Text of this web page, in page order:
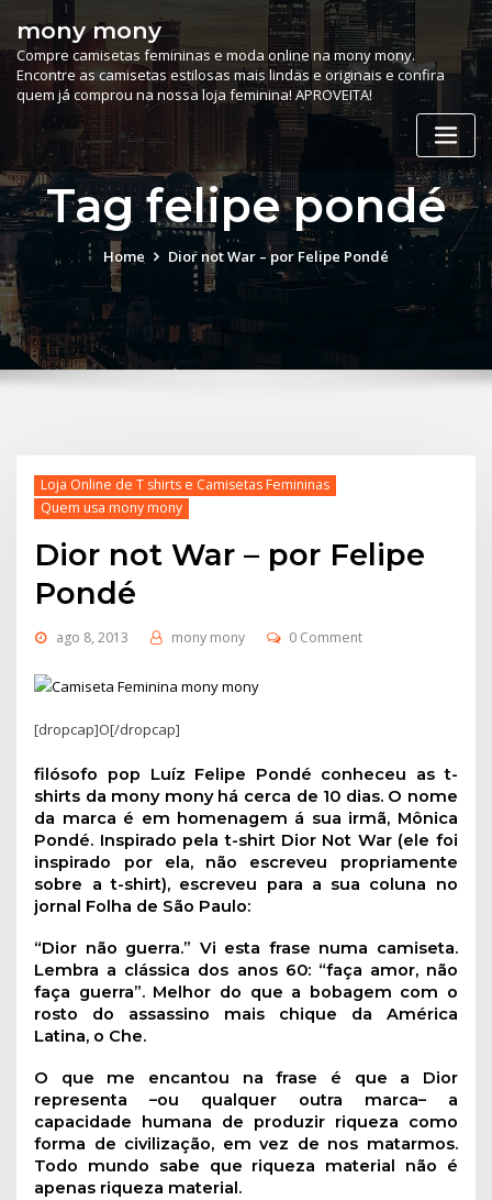
content
mony mony
Compre camisetas femininas e moda online na mony mony.
Encontre as camisetas estilosas mais lindas e originais e confira
quem já comprou na nossa loja feminina! APROVEITA!
Tag felipe pondé
Home Dior not War – por Felipe Pondé
Loja Online de T shirts e Camisetas Femininas
Quem usa mony mony
Dior not War – por Felipe
Pondé
ago 8, 2013 mony mony 0 Comment
[dropcap]O[/dropcap]
filósofo pop Luíz Felipe Pondé conheceu as t-
shirts da mony mony há cerca de 10 dias. O nome
da marca é em homenagem á sua irmã, Mônica
Pondé. Inspirado pela t-shirt Dior Not War (ele foi
inspirado por ela, não escreveu propriamente
sobre a t-shirt), escreveu para a sua coluna no
jornal Folha de São Paulo:
“Dior não guerra.” Vi esta frase numa camiseta.
Lembra a clássica dos anos 60: “faça amor, não
faça guerra”. Melhor do que a bobagem com o
rosto do assassino mais chique da América
Latina, o Che.
O que me encantou na frase é que a Dior
representa –ou qualquer outra marca– a
capacidade humana de produzir riqueza como
forma de civilização, em vez de nos matarmos.
Todo mundo sabe que riqueza material não é
apenas riqueza material.